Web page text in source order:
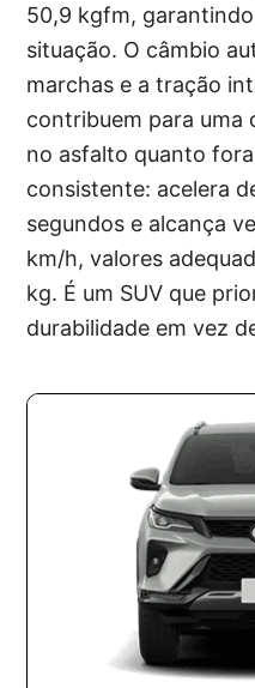
50,9 kgfm,
situação. O câmbio
marchas e a tração
contribuem para uma
no asfalto quanto
consistente: acelera
segundos e alcança
km/h, valores
kg. É um SUV que
durabilidade em vez